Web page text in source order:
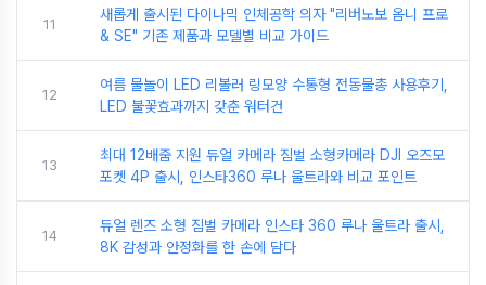
11
새롭게 출시된 다이나믹 인체공학 의자 "리버노보 옴니 프로
& SE" 기존 제품과 모델별 비교 가이드
12
여름 물놀이 LED 리볼러 링모양 수통형 전동물총 사용후기,
LED 불꽃효과까지 갖춘 워터건
13
최대 12배줌 지원 듀얼 카메라 짐벌 소형카메라 DJI 오즈모
포켓 4P 출시, 인스타360 루나 울트라와 비교 포인트
14
듀얼 렌즈 소형 짐벌 카메라 인스타 360 루나 울트라 출시,
8K 감성과 안정화를 한 손에 담다